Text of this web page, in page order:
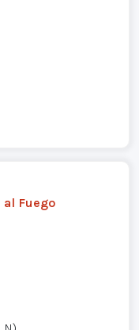
al Fuego